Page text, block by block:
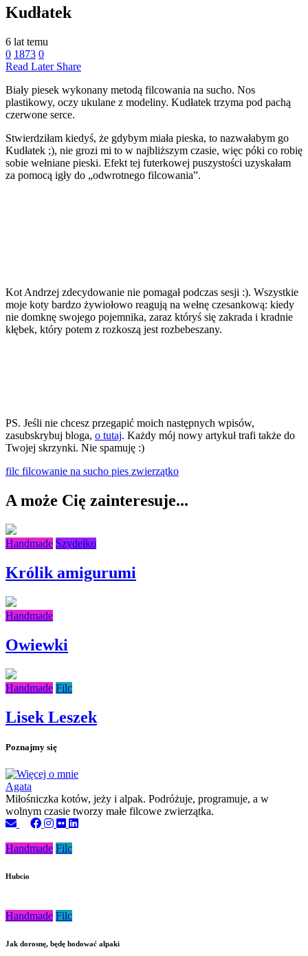
Kudłatek
6 lat temu
0 1873 0
Read Later Share
Biały piesek wykonany metodą filcowania na sucho. Nos
plastikowy, oczy ukulane z modeliny. Kudłatek trzyma pod pachą
czerwone serce.
Stwierdziłam kiedyś, że gdybym miała pieska, to nazwałabym go
Kudłatek ;), nie grozi mi to w najbliższym czasie, więc póki co robię
sobie wełniane pieski. Efekt tej futerkowej puszystości uzyskałam
za pomocą igły do „odwrotnego filcowania”.
Kot Andrzej zdecydowanie nie pomagał podczas sesji :). Wszystkie
moje koty bardzo żywiołowo reagują na wełnę czesankową: kiedy
nie domknę swojego pojemnika, zaraz któryś się zakrada i kradnie
kłębek, który potem z rozkoszą jest rozbebeszany.
PS. Jeśli nie chcesz przegapić moich następnych wpisów,
zasubskrybuj bloga, o tutaj. Każdy mój nowy artykuł trafi także do
Twojej skrzynki. Nie spamuję :)
filc filcowanie na sucho pies zwierzątko
A może Cię zainteresuje...
Handmade Szydełko
Królik amigurumi
Handmade
Owiewki
Handmade Filc
Lisek Leszek
Poznajmy się
Agata
Miłośniczka kotów, jeży i alpak. Podróżuje, programuje, a w
wolnym czasie tworzy małe filcowe zwierzątka.
Handmade Filc
Hubcio
Handmade Filc
Jak dorosnę, będę hodować alpaki